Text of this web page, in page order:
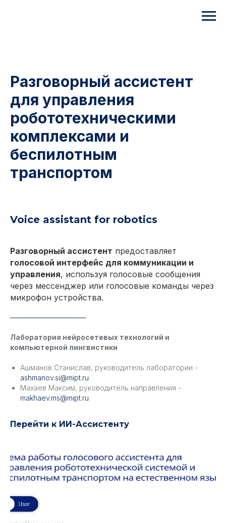
Разговорный ассистент
для управления
робототехническими
комплексами и
беспилотным
транспортом
Voice assistant for robotics
Разговорный ассистент предоставляет
голосовой интерфейс для коммуникации и
управления, используя голосовые сообщения
через мессенджер или голосовые команды через
микрофон устройства.
Лаборатория нейросетевых технологий и
компьютерной лингвистики
Ашманов Станислав, руководитель лаборатории -
ashmanov.si@mipt.ru
Махаев Максим, руководитель направления -
makhaev.ms@mipt.ru
Перейти к ИИ-Ассистенту